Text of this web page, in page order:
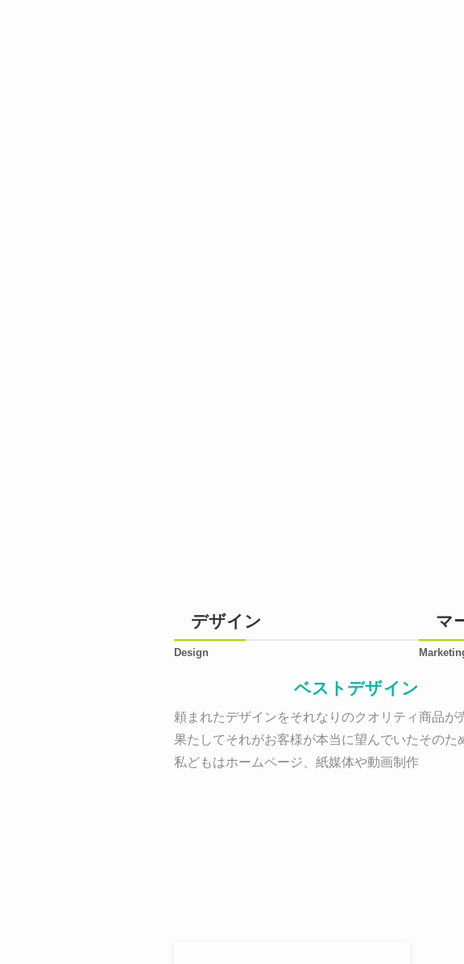
デザイン
Design
ベストデザイン
頼まれたデザインをそれなりのクオリティーで作
果たしてそれがお客様が本当に望んでいた、デザ
私どもはホームページ、紙媒体や動画制作まで
マ
商品が
そのた